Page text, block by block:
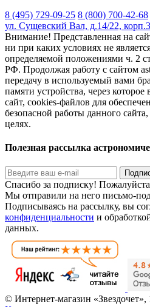
8 (495) 729-09-25 8 (800) 700-42-68
ул. Сущевский Вал, д.14/22, корп.3
Внимание! Представленная на
ни при каких условиях не
определяемой положениями ч. 2
РФ. Продолжая работу с сайтом
передачу в используемый вами
памяти устройства, через
сайт, cookies-файлов для
безопасной работы данного
целях.
Полезная рассылка
Спасибо за подписку!
Мы отправили на него письмо-
Подписываясь на рассылку, вы
конфиденциальности и
данных.
© Интернет-магазин «Звездочет»,